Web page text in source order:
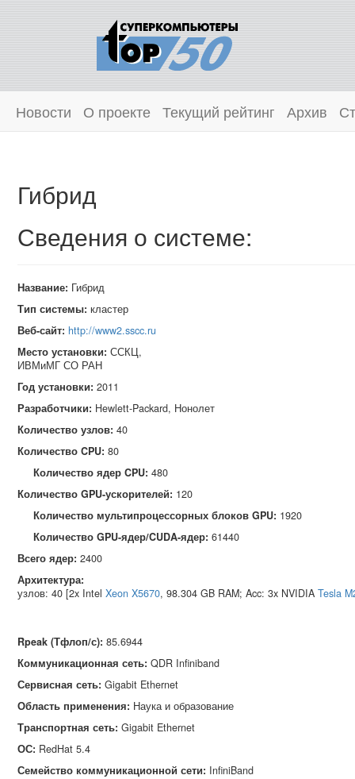
Новости О проекте Текущий рейтинг Архив
Гибрид
Сведения о системе:
Название: Гибрид
Тип системы: кластер
Веб-сайт: http://www2.sscc.ru
Место установки: ССКЦ,
ИВМиМГ СО РАН
Год установки: 2011
Разработчики: Hewlett‑Packard, Нонолет
Количество узлов: 40
Количество CPU: 80
Количество ядер CPU: 480
Количество GPU-ускорителей: 120
Количество мультипроцессорных блоков GPU: 1920
Количество GPU-ядер/CUDA-ядер: 61440
Всего ядер: 2400
Архитектура:
узлов: 40 [2x Intel Xeon X5670, 98.304 GB RAM; Acc: 3x NVIDIA Tesla
Rpeak (Тфлоп/с): 85.6944
Коммуникационная сеть: QDR Infiniband
Сервисная сеть: Gigabit Ethernet
Область применения: Наука и образование
Транспортная сеть: Gigabit Ethernet
ОС: RedHat 5.4
Семейство коммуникационной сети: InfiniBand